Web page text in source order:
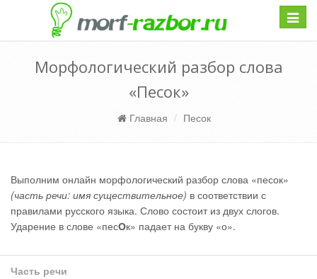
Морфологический разбор слова
«Песок»
Главная Песок
Выполним онлайн морфологический разбор слова «песок»
(часть речи: имя существительное) в соответствии с
правилами русского языка. Слово состоит из двух слогов.
Ударение в слове «песОк» падает на букву «о».
Часть речи